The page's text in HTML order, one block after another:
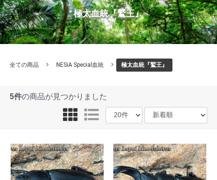
極太血統『鷲王』
全ての商品 NESiA Special血統 極太血統『鷲王』
5件の商品が見つかりました